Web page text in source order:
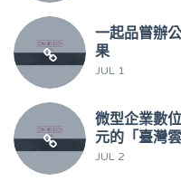
一起品嘗辦
果
JUL 1
微型企業數
元的「臺灣雲
JUL 2